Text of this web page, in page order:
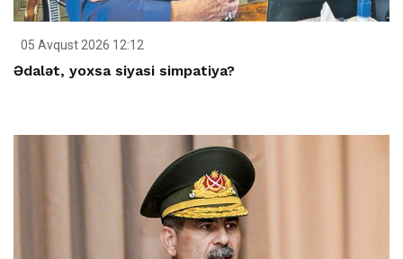
05 Avqust 2026 12:12
Ədalət, yoxsa siyasi simpatiya?